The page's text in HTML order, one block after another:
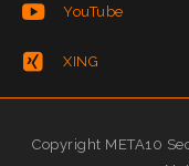
YouTube
XING
Copyright META10